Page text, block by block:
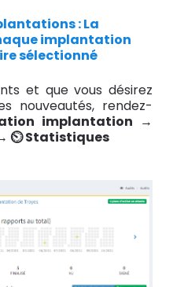
: La
implantation
sélectionné
et que vous désirez
nouveautés, rendez-
implantation →
⏲️Statistiques